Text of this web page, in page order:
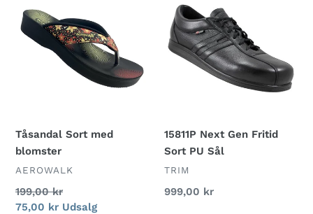
Sort
med
blomster
Tåsandal Sort med
blomster
FORHANDLER
AEROWALK
Normalpris
199,00 kr
Udsalgspris
75,00 kr Udsalg
Next
Gen
Fritid
Sort
15811P Next Gen Fritid
Sort PU Sål
FORHANDLER
TRIM
Normalpris
999,00 kr